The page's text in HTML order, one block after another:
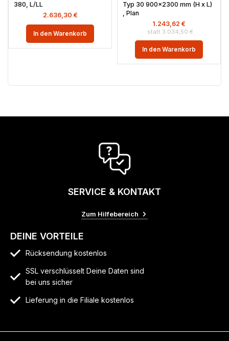
380, L/LL
2.636,30 €
In den Warenkorb
Typ 30 900×2300 mm (H x L)
, Plan
3.034,50 €
1.243,62 €
In den Warenkorb
SERVICE & KONTAKT
Zum Hilfebereich
DEINE VORTEILE
Rücksendung kostenlos
SSL verschlüsselt Deine Daten sind
bei uns sicher
Lieferung in die Filiale kostenlos